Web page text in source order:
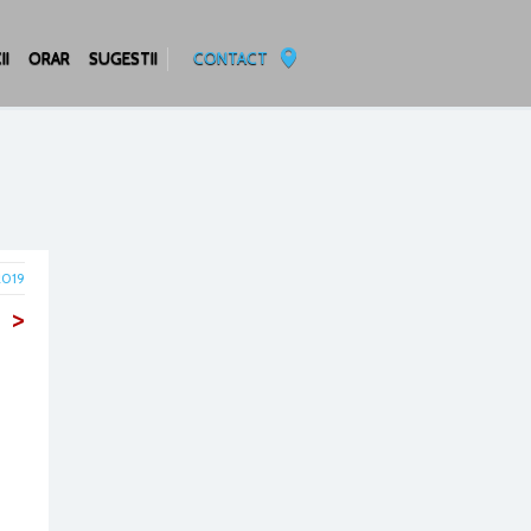
ORAR SUGESTII CONTACT
>